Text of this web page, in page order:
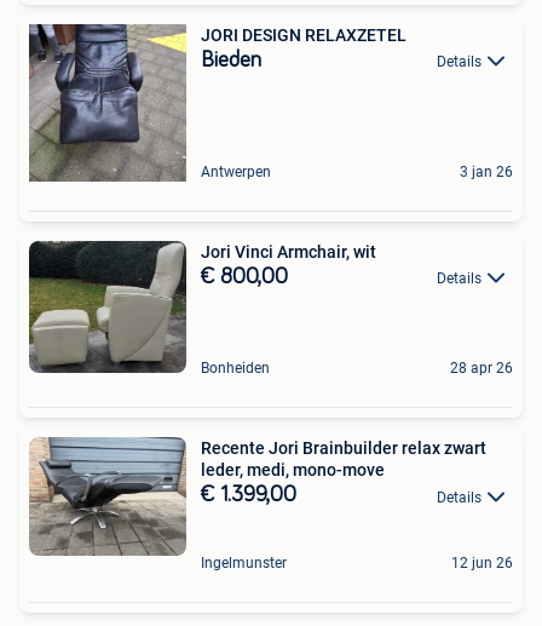
JORI DESIGN RELAXZETEL
Bieden Details
Antwerpen 3 jan 26
Jori Vinci Armchair, wit
€ 800,00 Details
Bonheiden 28 apr 26
Recente Jori Brainbuilder relax zwart
leder, medi, mono-move
€ 1.399,00 Details
Ingelmunster 12 jun 26